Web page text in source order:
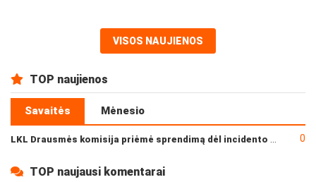
VISOS NAUJIENOS
TOP naujienos
Savaitės Mėnesio
0
TOP naujausi komentarai